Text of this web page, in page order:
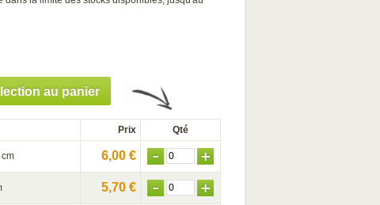
au panier
Prix Qté
6,00 €
5,70 €